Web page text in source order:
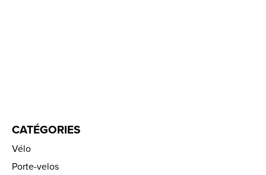
CATÉGORIES
Vélo
Porte-velos